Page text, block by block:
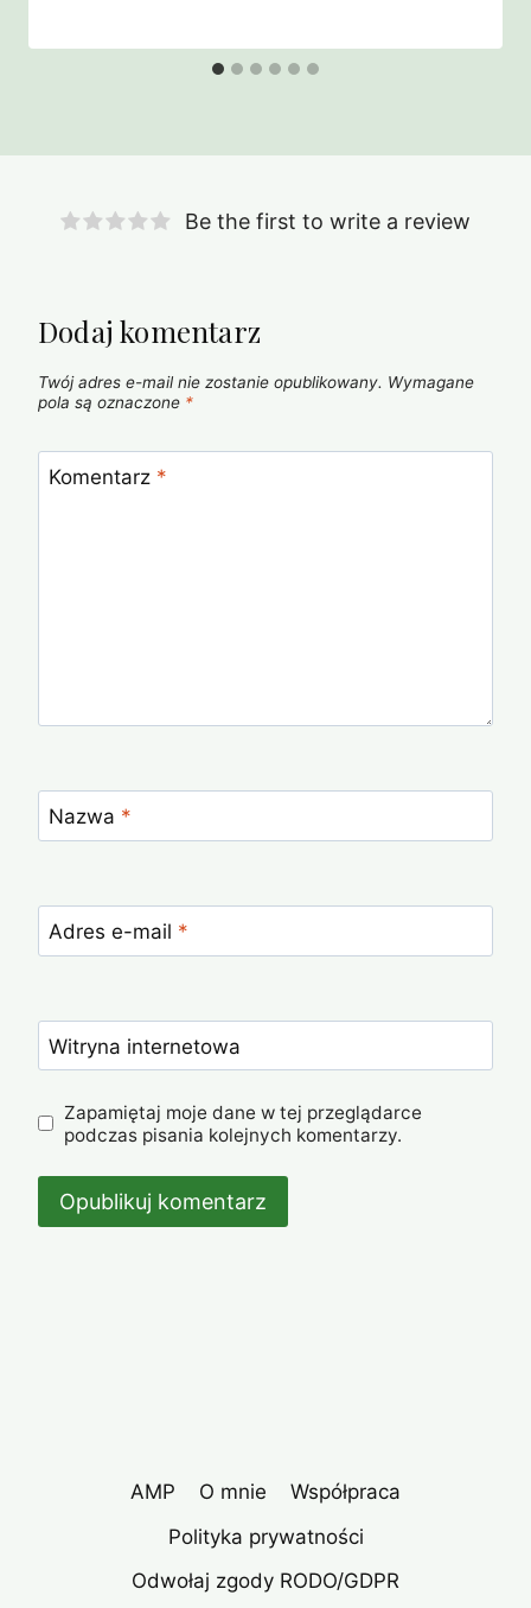
Be the first to write a review
Dodaj komentarz
Twój adres e-mail nie zostanie opublikowany. Wymagane
pola są oznaczone *
Komentarz *
Nazwa *
Adres e-mail *
Witryna internetowa
Zapamiętaj moje dane w tej przeglądarce
podczas pisania kolejnych komentarzy.
AMP O mnie
Współpraca
Polityka prywatności
Odwołaj zgody RODO/GDPR